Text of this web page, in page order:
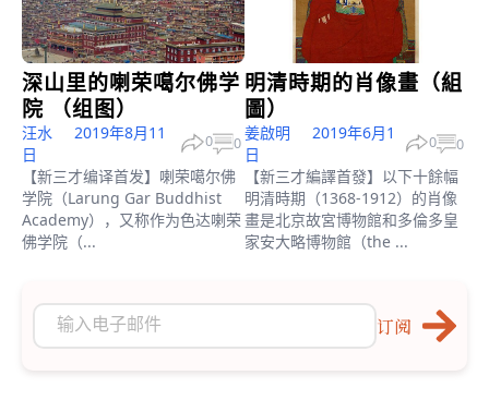
订阅
深山里的喇荣噶尔佛学
院 （组图）
汪水
2019年8月11
日
0 0
【新三才编译首发】喇荣噶尔佛
学院（Larung Gar Buddhist
Academy），又称作为色达喇荣
佛学院（...
明清時期的肖像畫（組
圖）
姜啟明
2019年6月1
日
0 0
【新三才編譯首發】以下十餘幅
明清時期（1368-1912）的肖像
畫是北京故宮博物館和多倫多皇
家安大略博物館（the ...